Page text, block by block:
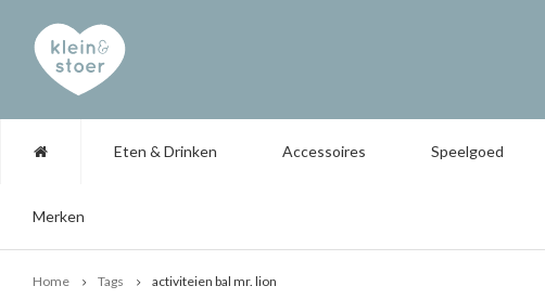
Eten & Drinken Accessoires Speelgoed
Merken
Home Tags activiteien bal mr. lion